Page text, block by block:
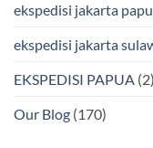
ekspedisi jakarta
ekspedisi jakarta
EKSPEDISI PAPUA (2)
Our Blog (170)